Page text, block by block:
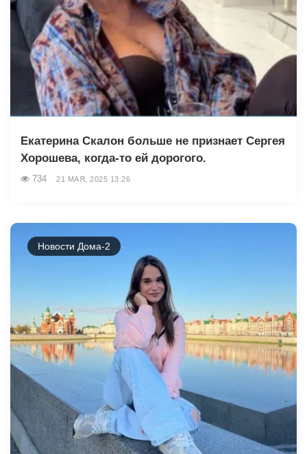
Екатерина Скалон больше не признает Сергея
Хорошева, когда-то ей дорогого.
734 21 МАЯ, 2025 13:26
Новости Дома-2